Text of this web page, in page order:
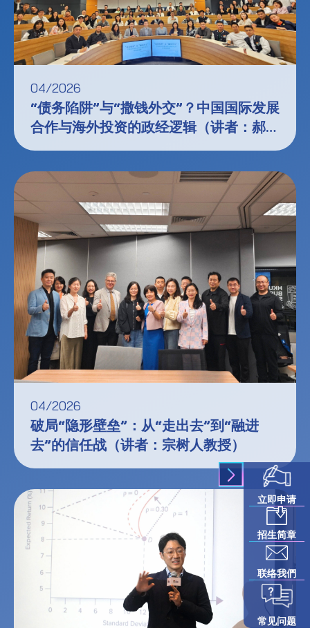
04/2026
“债务陷阱”与“撒钱外交”？中国国际发展
合作与海外投资的政经逻辑（讲者：郝思
诚教授）
04/2026
破局“隐形壁垒”：从“走出去”到“融进
去”的信任战（讲者：宗树人教授）
立即申请
招生简章
联络我們
常见问题